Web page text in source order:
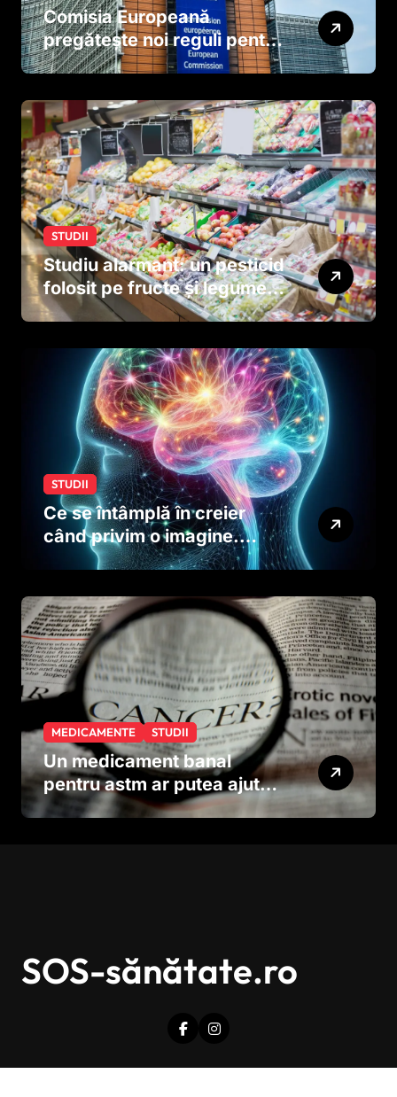
Comisia Europeană
pregătește noi reguli pentru
tutun și țigările electronice
STUDII
Studiu alarmant: un pesticid
folosit pe fructe și legume
ar putea afecta dezvoltarea
dinainte de naștere
STUDII
Ce se întâmplă în creier
când privim o imagine.
Studiul care explică rolul
MEDICAMENTE STUDII
Un medicament banal
pentru astm ar putea ajuta
în lupta împotriva
SOS-sănătate.ro